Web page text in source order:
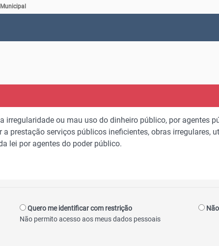
Santo
irregularidade ou mau uso do dinheiro público, por agentes
prestação serviços públicos ineficientes, obras irregulares,
lei por agentes do poder público.
Quero me identificar com restrição
Não permito acesso aos meus dados pessoais